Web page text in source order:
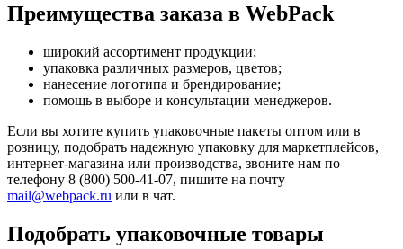
Преимущества заказа в WebPack
широкий ассортимент продукции;
упаковка различных размеров, цветов;
нанесение логотипа и брендирование;
помощь в выборе и консультации менеджеров.
Если вы хотите купить упаковочные пакеты оптом или в
розницу, подобрать надежную упаковку для маркетплейсов,
интернет-магазина или производства, звоните нам по
телефону 8 (800) 500-41-07, пишите на почту
mail@webpack.ru или в чат.
Подобрать упаковочные товары